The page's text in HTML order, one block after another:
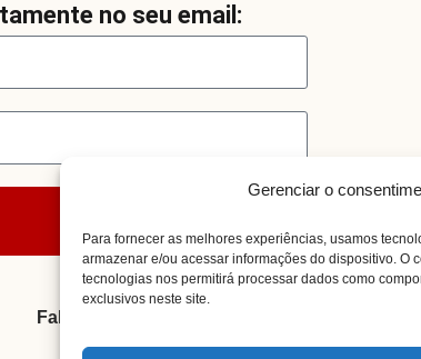
Gerenciar o
Para fornecer as melhores experiências, usamos
armazenar e/ou acessar informações do dispositivo. O
tecnologias nos permitirá processar dados como
exclusivos neste site.
no seu email:
Fale Conosco